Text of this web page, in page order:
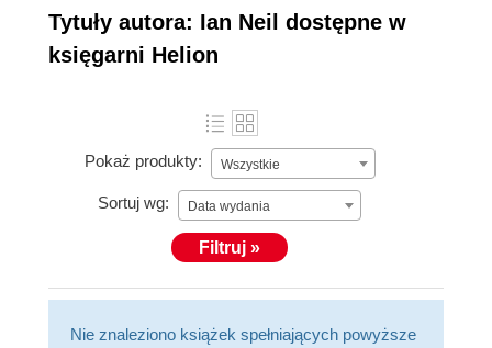
Tytuły autora: Ian Neil dostępne w
księgarni Helion
Pokaż produkty: Wszystkie
Sortuj wg: Data wydania
Filtruj »
Nie znaleziono książek spełniających powyższe